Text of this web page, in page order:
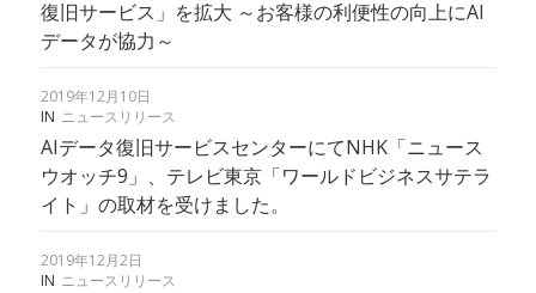
復旧サービス」を拡大 ～お客様の利便性の向上にAI
データが協力～
2019年12月10日
IN ニュースリリース
AIデータ復旧サービスセンターにてNHK「ニュース
ウオッチ9」、テレビ東京「ワールドビジネスサテラ
イト」の取材を受けました。
2019年12月2日
IN ニュースリリース